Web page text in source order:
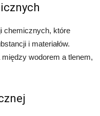
chemicznych, które
i materiałów.
wodorem a tlenem,